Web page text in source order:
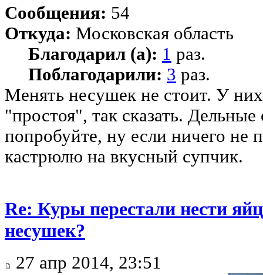
Сообщения: 54
Откуда: Московская область
Благодарил (а): 1 раз.
Поблагодарили: 3 раз.
Менять несушек не стоит. У
"простоя", так сказать.
попробуйте, ну если ничего не
кастрюлю на вкусный супчик.
Re: Куры перестали нести
несушек?
27 апр 2014, 23:51